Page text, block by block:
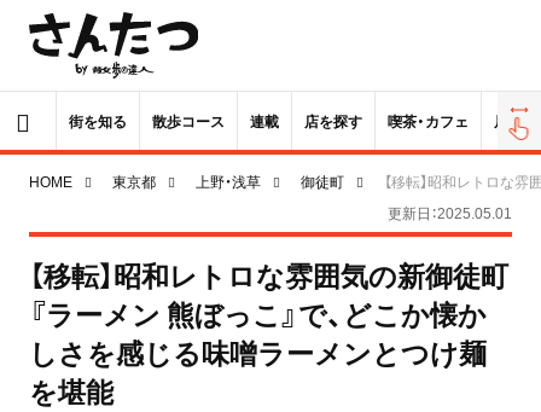
街を知る 散歩コース 連載 店を探す 喫茶・カフェ 居酒屋
HOME 東京都 上野・浅草 御徒町
【移転】昭和レトロな
更新日：2025.05.01
【移転】昭和レトロな雰囲気の新御徒町
『ラーメン 熊ぼっこ』で、どこか懐か
しさを感じる味噌ラーメンとつけ麺
を堪能